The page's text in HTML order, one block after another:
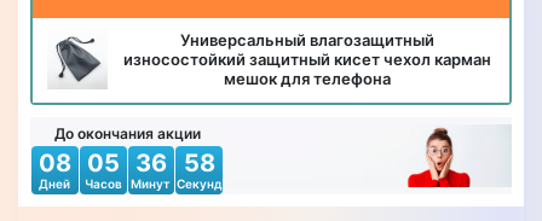
Универсальный влагозащитный
износостойкий защитный кисет чехол карман
мешок для телефона
До окончания акции
08
Дней
05
Часов
36
Минут
57
Секунд